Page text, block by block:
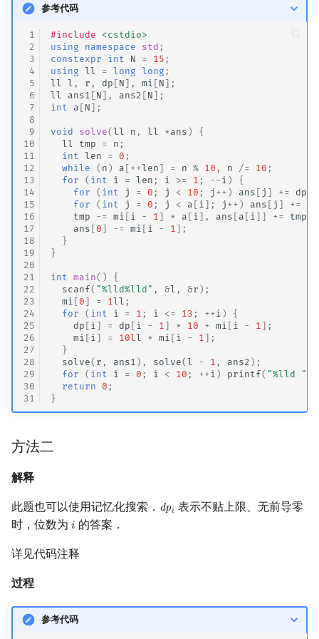
参考代码
1
2
3
4
5
6
7
8
9
10
11
12
13
14
15
16
17
18
19
20
21
22
23
24
25
26
27
28
29
30
31
#include
<cstdio>
using
namespace std ;
constexpr
int N = 15 ;
using
ll = long long ;
ll
l , r , dp [ N ], mi [ N ];
ll
ans1 [ N ], ans2 [ N ];
int
a [ N ];
void solve(ll n , ll * ans )
{
ll
tmp = n ;
int
len = 0 ;
while
( n ) a [ ++len ] = n % 10 , n /= 10 ;
for
( int i = len ; i >= 1 ; -- i )
{
for
( int j = 0 ; j < 10 ; j ++ ) ans [ j ] += dp
for
( int j = 0 ; j < a [ i ]; j ++ ) ans [ j ] +=
tmp
-= mi [ i - 1 ] * a [ i ], ans [ a [ i ]] += tmp
ans [ 0 ] -= mi [ i - 1 ];
}
}
int main()
{
scanf( "%lld%lld" , &l , &r );
mi [ 0 ] = 1ll ;
for
( int i = 1 ; i <= 13 ; ++ i )
{
dp [ i ] = dp [ i - 1 ] * 10 + mi [ i - 1 ];
mi [ i ] = 10ll * mi [ i - 1 ];
}
solve( r , ans1 ), solve(l - 1 , ans2 );
for
( int i = 0 ; i < 10 ; ++ i ) printf( "%lld "
return
0 ;
}
方法二
解释
此题也可以使用记忆化搜索． dp𝑖
dpi 表示不贴上限、无前导零
时，位数为 𝑖
i 的答案．
详见代码注释
过程
参考代码